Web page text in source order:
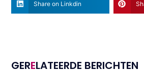
Share on Linkdin
GERELATEERDE BERICHTEN